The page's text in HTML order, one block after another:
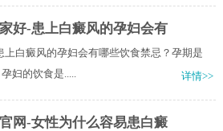
好-患上白癜风的孕妇会有
上白癜风的孕妇会有哪些饮食禁忌？孕期是
妇的饮食是.....
详情>>
网-女性为什么容易患白癜